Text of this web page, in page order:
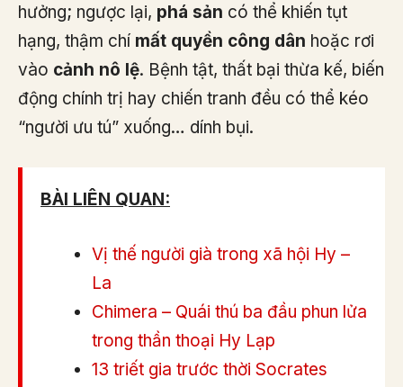
hưởng; ngược lại, phá sản có thể khiến tụt
hạng, thậm chí mất quyền công dân hoặc rơi
vào cảnh nô lệ. Bệnh tật, thất bại thừa kế, biến
động chính trị hay chiến tranh đều có thể kéo
“người ưu tú” xuống… dính bụi.
BÀI LIÊN QUAN:
Vị thế người già trong xã hội Hy –
La
Chimera – Quái thú ba đầu phun lửa
trong thần thoại Hy Lạp
13 triết gia trước thời Socrates